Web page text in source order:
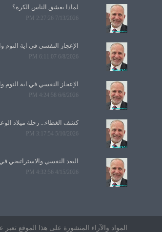
لماذا يعشق الناس الكرة؟
7/13/2026 2:27:26 PM
الإعجاز النفسي في آية النوم
6/8/2026 6:11:07 PM
الإعجاز النفسي في آية النوم
6/6/2026 4:24:58 PM
كشف الغطاء... رحلة ميلاد
5/10/2026 3:17:54 PM
البعد النفسي والاستراتيجي
4/15/2026 4:32:56 PM
المواد والآراء المنشورة على هذا الموقع